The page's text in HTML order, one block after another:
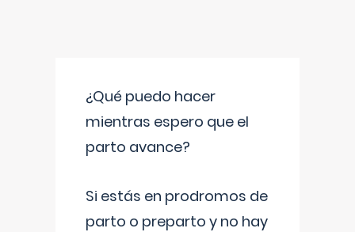
¿Qué puedo hacer
mientras espero que el
parto avance?
Si estás en prodromos de
parto o preparto y no hay